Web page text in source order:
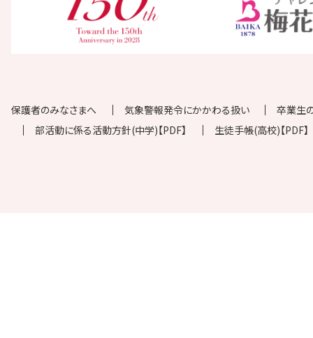
保護者のみなさまへ 気象警報発令にかかわる扱い
卒業生
部活動に係る活動方針(中学)【PDF】
生徒手帳(高校)【PDF】